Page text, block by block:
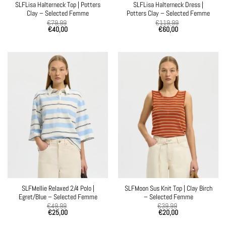
SLFLisa Halterneck Top | Potters
Clay – Selected Femme
€79,99
€40,00
SLFLisa Halterneck Dress |
Potters Clay – Selected Femme
€119,99
€60,00
SLFMellie Relaxed 2/4 Polo |
Egret/Blue – Selected Femme
€49,99
€25,00
SLFMoon Sus Knit Top | Clay Birch
– Selected Femme
€39,99
€20,00